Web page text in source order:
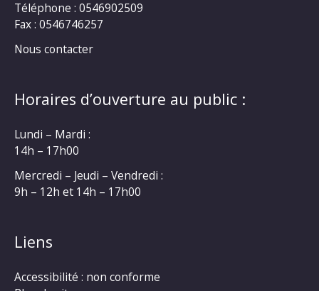
Téléphone : 0546902509
Fax : 0546746257
Nous contacter
Horaires d’ouverture au public :
Lundi – Mardi :
14h – 17h00
Mercredi – Jeudi – Vendredi :
9h – 12h et 14h – 17h00
Liens
Accessibilité : non conforme